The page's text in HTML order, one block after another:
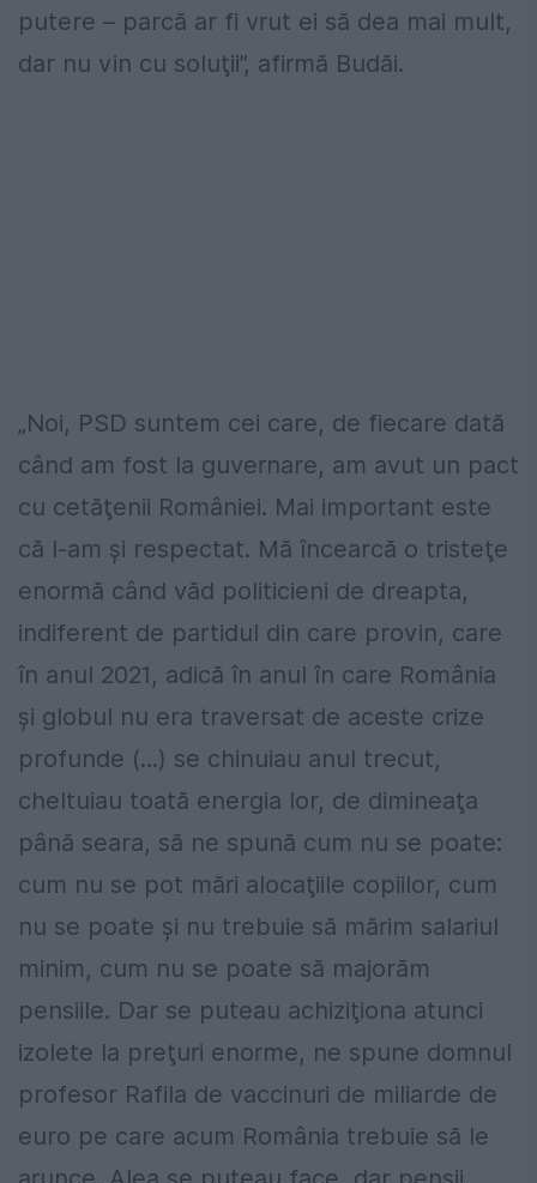
putere – parcă ar fi vrut ei să dea mai mult,
dar nu vin cu soluţii”, afirmă Budăi.
„Noi, PSD suntem cei care, de fiecare dată
când am fost la guvernare, am avut un pact
cu cetăţenii României. Mai important este
că l-am şi respectat. Mă încearcă o tristeţe
enormă când văd politicieni de dreapta,
indiferent de partidul din care provin, care
în anul 2021, adică în anul în care România
şi globul nu era traversat de aceste crize
profunde (...) se chinuiau anul trecut,
cheltuiau toată energia lor, de dimineaţa
până seara, să ne spună cum nu se poate:
cum nu se pot mări alocaţiile copiilor, cum
nu se poate şi nu trebuie să mărim salariul
minim, cum nu se poate să majorăm
pensiile. Dar se puteau achiziţiona atunci
izolete la preţuri enorme, ne spune domnul
profesor Rafila de vaccinuri de miliarde de
euro pe care acum România trebuie să le